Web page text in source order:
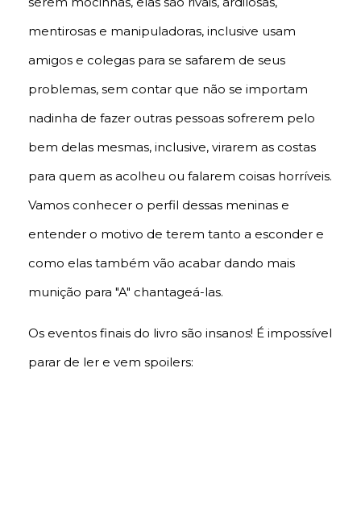
mentirosas e manipuladoras, inclusive usam
amigos e colegas para se safarem de seus
problemas, sem contar que não se importam
nadinha de fazer outras pessoas sofrerem pelo
bem delas mesmas, inclusive, virarem as costas
para quem as acolheu ou falarem coisas horríveis.
Vamos conhecer o perfil dessas meninas e
entender o motivo de terem tanto a esconder e
como elas também vão acabar dando mais
munição para "A" chantageá-las.
Os eventos finais do livro são insanos! É impossível
parar de ler e vem spoilers: